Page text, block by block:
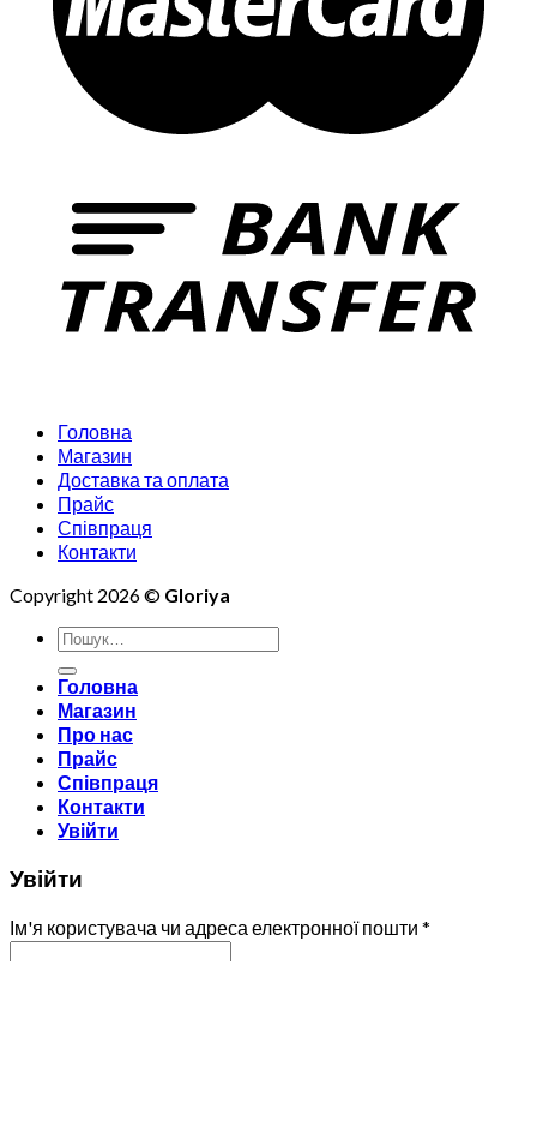
Головна
Магазин
Доставка та оплата
Прайс
Співпраця
Контакти
Copyright 2026 © Gloriya
Шукати:
Головна
Магазин
Про нас
Прайс
Співпраця
Контакти
Увійти
Увійти
Ім'я користувача чи адреса електронної пошти *